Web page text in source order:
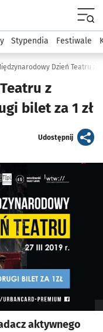
Kultura
Stypendia Festiwale
Dzień Teatru z
z
bilet za 1 zł
Udostępnijartykuł
aktywnego